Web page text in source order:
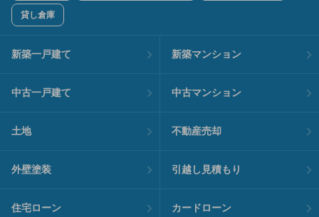
貸し倉庫
新築一戸建て 新築マンション
中古一戸建て 中古マンション
土地 不動産売却
外壁塗装 引越し見積もり
住宅ローン カードローン